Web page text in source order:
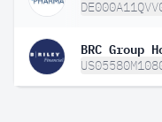
BRC Group